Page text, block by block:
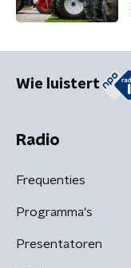
Wie luistert
Radio
Frequenties
Programma's
Presentatoren